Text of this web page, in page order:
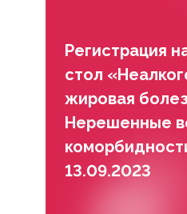
Регистрация
стол
жировая
Нерешенные
13.09.2023